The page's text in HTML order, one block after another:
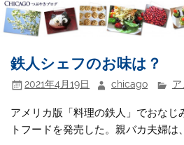
鉄人シェフのお味は？
2021年4月19日 chicago
アメリカ版「料理の鉄人」でおなじ
トフードを発売した。親バカ夫婦は